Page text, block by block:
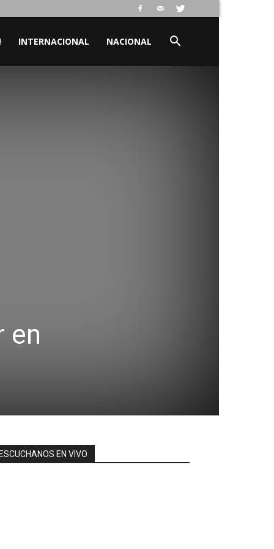
INTERNACIONAL NACIONAL
en
ESCUCHANOS EN VIVO